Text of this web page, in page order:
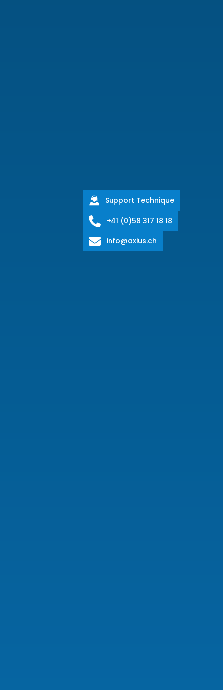
Support Technique
+41 (0)58 317 18 18
info@axius.ch